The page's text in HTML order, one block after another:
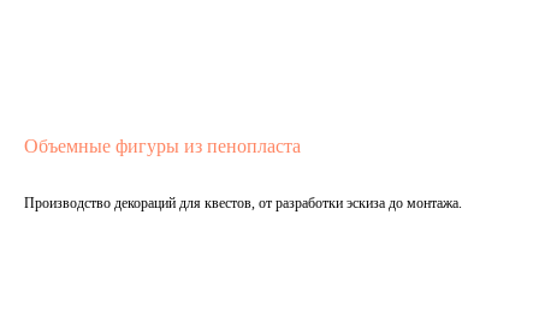
Объемные фигуры из пенопласта
Производство декораций для квестов, от разработки эскиза до монтажа.